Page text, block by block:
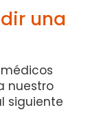
una
nuestro
siguiente